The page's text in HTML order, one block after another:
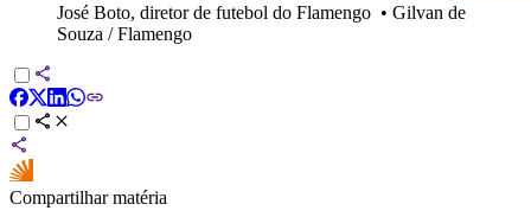
José Boto, diretor de futebol do Flamengo • Gilvan de
Souza / Flamengo
Compartilhar matéria